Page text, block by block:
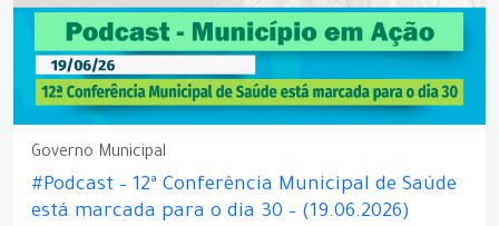
Governo Municipal
#Podcast – 12ª Conferência Municipal de Saúde
está marcada para o dia 30 – (19.06.2026)